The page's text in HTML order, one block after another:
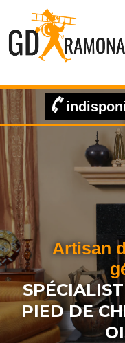
Artisan
PIED DE